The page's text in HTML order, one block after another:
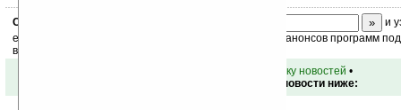
Скоро
и
ежедневный или еженедельный дайджест новостей, анонсов программ
ваш почтовый ящик.
вернуться к списку новостей •
Обсуждение этой новости ниже: